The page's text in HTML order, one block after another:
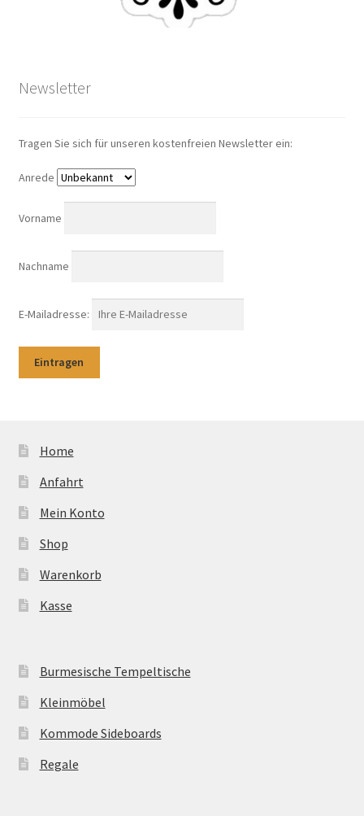
Newsletter
Tragen Sie sich für unseren kostenfreien Newsletter ein:
Anrede
Vorname
Nachname
E-Mailadresse:
Home
Anfahrt
Mein Konto
Shop
Warenkorb
Kasse
Burmesische Tempeltische
Kleinmöbel
Kommode Sideboards
Regale